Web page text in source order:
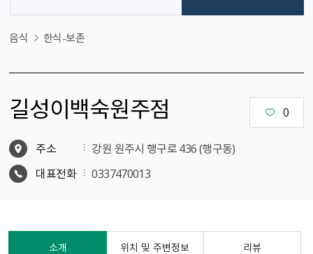
음식 한식-보존
길성이백숙원주점 0
주소
강원 원주시 행구로 436 (행구동)
대표전화
0337470013
소개 위치 및 주변정보 리뷰